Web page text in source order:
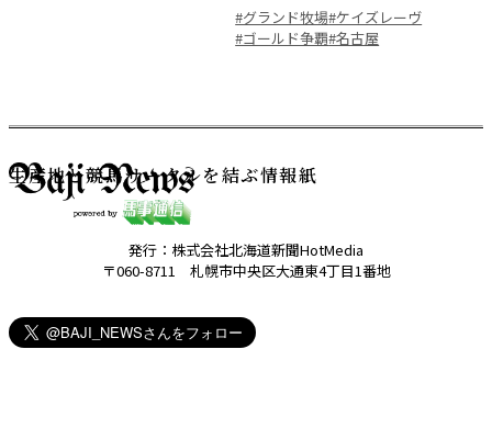
#グランド牧場#ケイズレーヴ
#ゴールド争覇#名古屋
生産地と競馬サークルを結ぶ情報紙
発行：株式会社北海道新聞HotMedia
〒060-8711 札幌市中央区大通東4丁目1番地